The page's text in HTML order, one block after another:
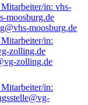
moosburg.de
zolling.de